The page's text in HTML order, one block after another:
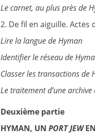
Le carnet, au plus près de
2. De fil en aiguille.
Lire la langue de Hyman
Identifier le réseau de
Classer les transactions de
Le traitement d’une
Deuxième partie
HYMAN, UN PORT JEW